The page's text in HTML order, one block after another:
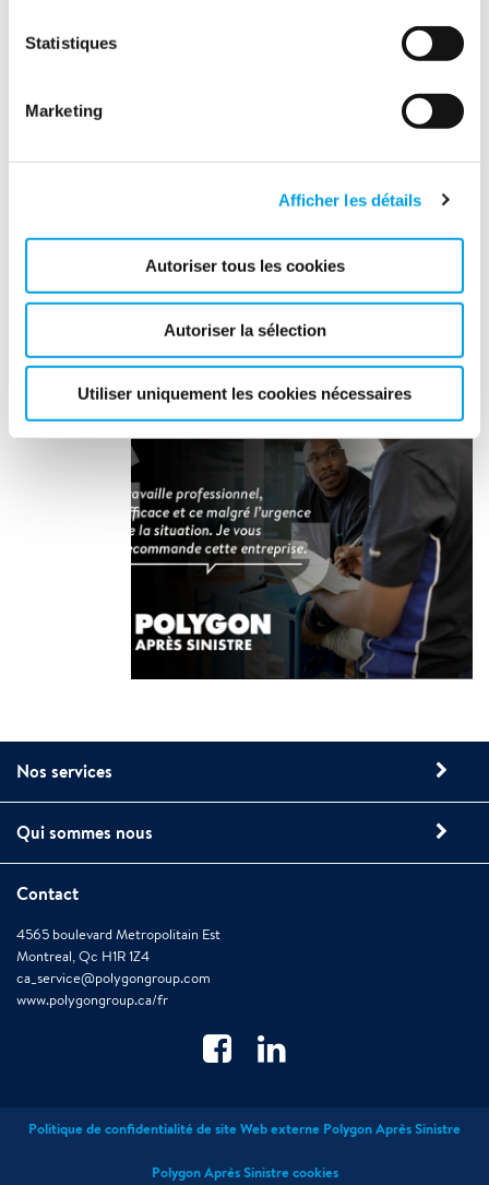
Statistiques
Marketing
Afficher les détails
Autoriser tous les cookies
Autoriser la sélection
Utiliser uniquement les cookies nécessaires
Nos services
Qui sommes nous
Contact
4565 boulevard Metropolitain Est
Montreal, Qc H1R 1Z4
ca_service@polygongroup.com
www.polygongroup.ca/fr
Politique de confidentialité de site Web externe Polygon Après Sinistre
Polygon Après Sinistre cookies